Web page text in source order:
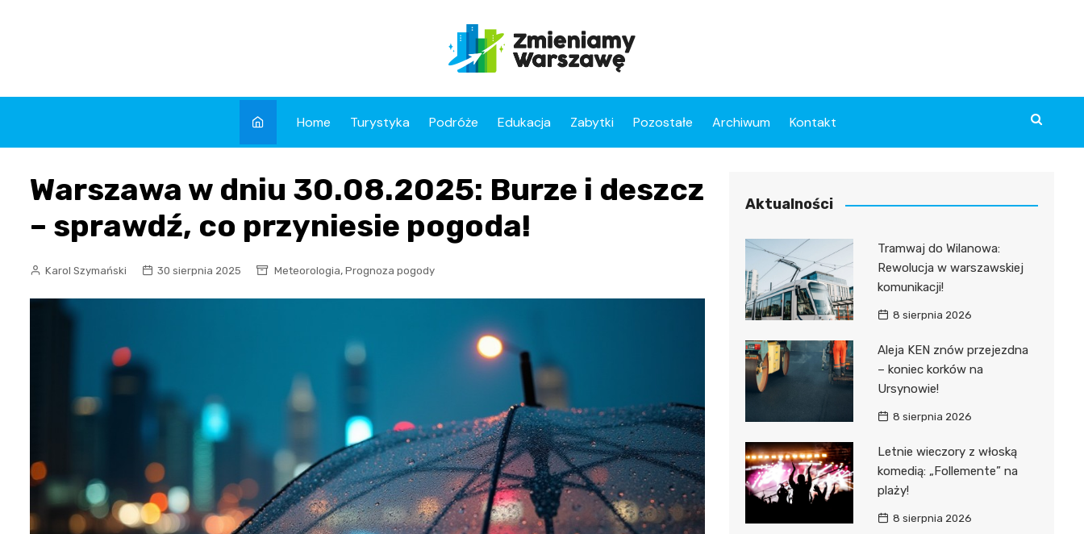
Home Turystyka Podróże Edukacja Zabytki Pozostałe Archiwum Kontakt
Warszawa w dniu 30.08.2025: Burze i deszcz
– sprawdź, co przyniesie pogoda!
Karol Szymański 30 sierpnia 2025 Meteorologia, Prognoza pogody
Aktualności
Tramwaj do Wilanowa:
Rewolucja w warszawskiej
komunikacji!
8 sierpnia 2026
Aleja KEN znów przejezdna
– koniec korków na
Ursynowie!
8 sierpnia 2026
Letnie wieczory z włoską
komedią: „Follemente” na
plaży!
8 sierpnia 2026